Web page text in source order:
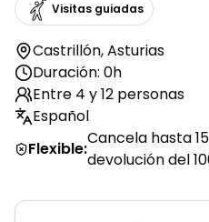
Visitas guiadas
Castrillón,Asturias
Duración: 0h
Entre 4 y 12 personas
Español
Flexible:
Cancela hasta
devolución del